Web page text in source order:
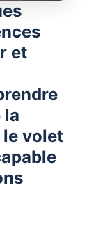
et
la
le volet